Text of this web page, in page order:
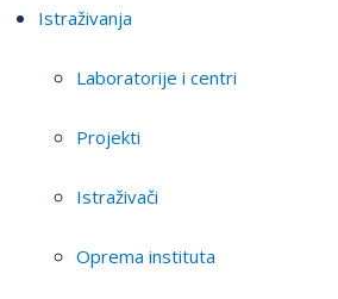
Istraživanja
Laboratorije i centri
Projekti
Istraživači
Oprema instituta